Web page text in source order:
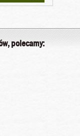
polecamy: